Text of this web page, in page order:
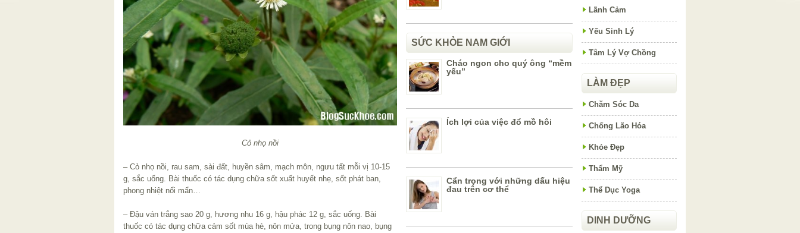
Cỏ nhọ nồi
– Cỏ nhọ nồi, rau sam, sài đất, huyền sâm, mạch môn, ngưu tất mỗi vị 10-15
g, sắc uống. Bài thuốc có tác dụng chữa sốt xuất huyết nhẹ, sốt phát ban,
phong nhiệt nổi mẩn…
– Đậu ván trắng sao 20 g, hương nhu 16 g, hậu phác 12 g, sắc uống. Bài
thuốc có tác dụng chữa cảm sốt mùa hè, nôn mửa, trong bụng nôn nao, bụng
SỨC KHỎE NAM GIỚI
Cháo ngon cho quý ông “mềm
yếu”
Ích lợi của việc đổ mồ hôi
Cẩn trọng với những dấu hiệu
đau trên cơ thể
Lãnh Cảm
Yếu Sinh Lý
Tâm Lý Vợ Chồng
LÀM ĐẸP
Chăm Sóc Da
Chống Lão Hóa
Khỏe Đẹp
Thẩm Mỹ
Thể Dục Yoga
DINH DƯỠNG